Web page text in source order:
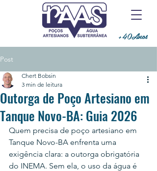
+40Anos
Post
Outorga de Poço Artesiano em
Tanque Novo-BA: Guia 2026
Chert Bobsin
3 min de leitura
Quem precisa de poço artesiano em
Tanque Novo-BA enfrenta uma
exigência clara: a outorga obrigatória
do INEMA. Sem ela, o uso da água é